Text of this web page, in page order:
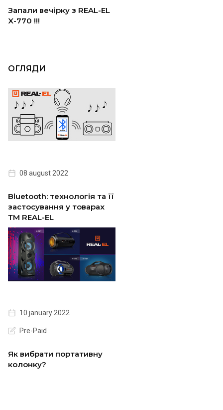
Запали вечірку з REAL-EL
X-770 !!!
ОГЛЯДИ
08 august 2022
Bluetooth: технологія та її
застосування у товарах
ТМ REAL-EL
10 january 2022
Pre-Paid
Як вибрати портативну
колонку?